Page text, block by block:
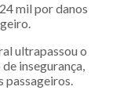
mil por danos
ultrapassou o
insegurança,